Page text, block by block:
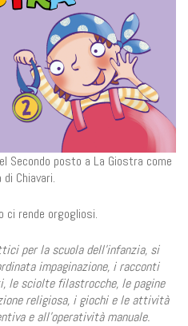
Secondo posto a La Giostra come
Chiavari.
ci rende orgogliosi.
per la scuola dell'infanzia, si
impaginazione, i racconti
le sciolte filastrocche, le pagine
religiosa, i giochi e le attività
e all’operatività manuale.